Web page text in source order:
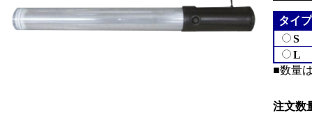
タイプ
S
L
■数量
注文数